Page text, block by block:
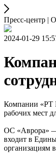
Пресс-центр |
2024-01-29
Компании «РТ
рабочих мест
ОС «Аврора» —
входит в
организациям